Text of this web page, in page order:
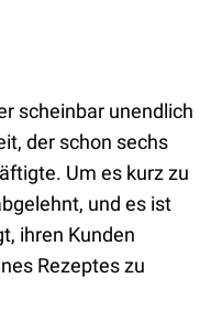
scheinbar unendlich
der schon sechs
Um es kurz zu
und es ist
ihren Kunden
Rezeptes zu